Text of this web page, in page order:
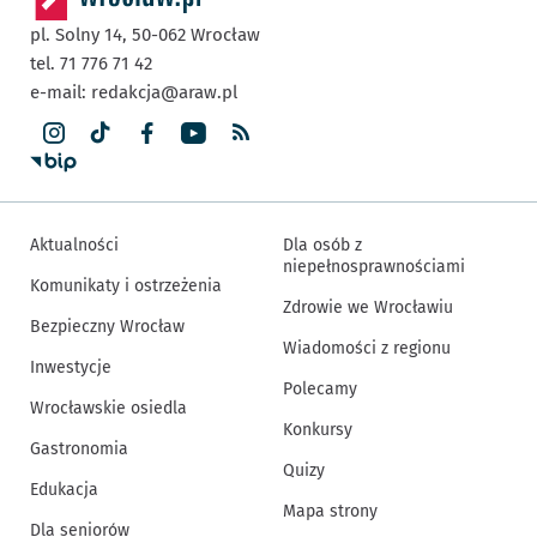
pl. Solny 14, 50-062 Wrocław
tel. 71 776 71 42
e-mail: redakcja@araw.pl
Aktualności
Komunikaty i ostrzeżenia
Bezpieczny Wrocław
Inwestycje
Wrocławskie osiedla
Gastronomia
Edukacja
Dla seniorów
Dla osób z
niepełnosprawnościami
Zdrowie we Wrocławiu
Wiadomości z regionu
Polecamy
Konkursy
Quizy
Mapa strony